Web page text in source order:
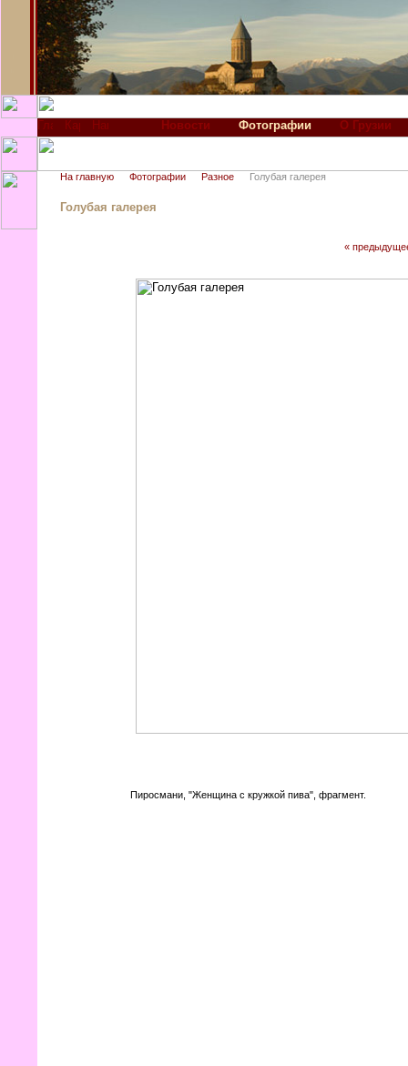
Новости Фотографии О Грузии
На главную Фотографии Разное Голубая галерея
Голубая галерея
«
Пиросмани, "Женщина с кружкой пива", фрагмент.